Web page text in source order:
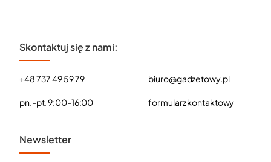
Skontaktuj się z nami:
+48 737 49 59 79
pn.-pt. 9:00-16:00
biuro@gadzetowy.pl
formularz kontaktowy
Newsletter